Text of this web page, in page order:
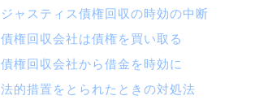
ジャスティス債権回収の時効の中断
債権回収会社は債権を買い取る
債権回収会社から借金を時効に
法的措置をとられたときの対処法